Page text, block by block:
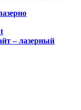
– лазерный